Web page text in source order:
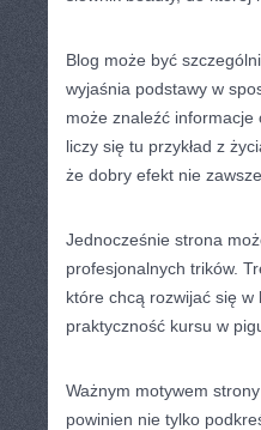
Blog może być
wyjaśnia podstawy w
może znaleźć
liczy się tu przykład z
że dobry efekt nie
Jednocześnie strona
profesjonalnych trików.
które chcą rozwijać się w
praktyczność kursu w
Ważnym motywem
powinien nie tylko